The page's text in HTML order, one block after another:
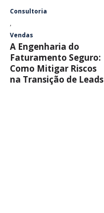
Consultoria
,
Vendas
A Engenharia do
Faturamento Seguro:
Como Mitigar Riscos
na Transição de Leads